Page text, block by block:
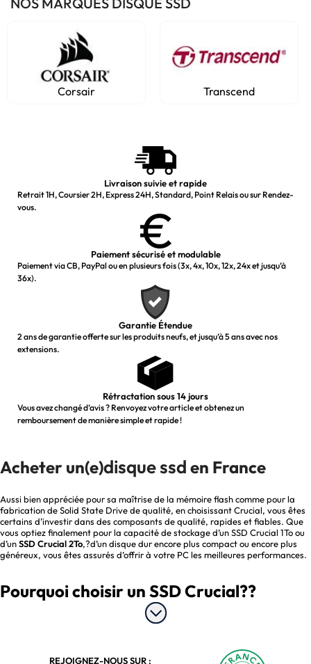
Corsair Transcend
Livraison suivie et rapide
Retrait 1H, Coursier 2H, Express 24H, Standard, Point Relais ou sur Rendez-
vous.
Paiement sécurisé et modulable
Paiement via CB, PayPal ou en plusieurs fois (3x, 4x, 10x, 12x, 24x et jusqu’à
36x).
Garantie Étendue
2 ans de garantie offerte sur les produits neufs, et jusqu’à 5 ans avec nos
extensions.
Rétractation sous 14 jours
Vous avez changé d’avis ? Renvoyez votre article et obtenez un
remboursement de manière simple et rapide !
Acheter un(e)disque ssd en France
Aussi bien appréciée pour sa maîtrise de la mémoire flash comme pour la
fabrication de Solid State Drive de qualité, en choisissant Crucial, vous êtes
certains d’investir dans des composants de qualité, rapides et fiables. Que
vous optiez finalement pour la capacité de stockage d’un SSD Crucial 1To ou
d’unSSD Crucial 2To,?d’un disque dur encore plus compact ou encore plus
généreux, vous êtes assurés d’offrir à votre PC les meilleures performances.
Pourquoi choisir un SSD Crucial??
disque dur interne ou portable, un Crucial SSD convient à n’importe quelle
REJOIGNEZ-NOUS SUR :